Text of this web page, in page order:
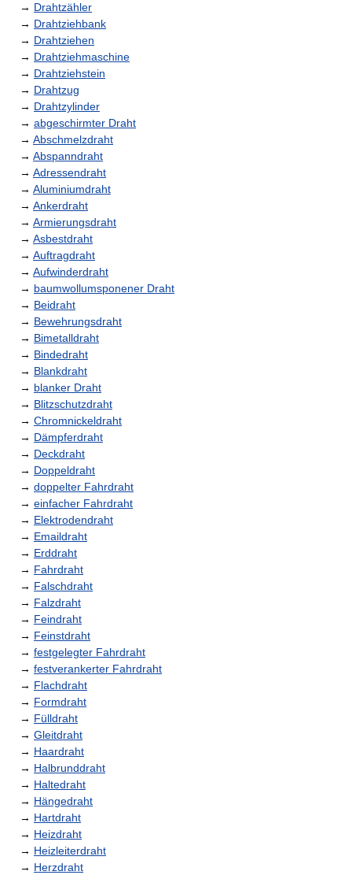
→ Drahtzähler
→ Drahtziehbank
→ Drahtziehen
→ Drahtziehmaschine
→ Drahtziehstein
→ Drahtzug
→ Drahtzylinder
→ abgeschirmter Draht
→ Abschmelzdraht
→ Abspanndraht
→ Adressendraht
→ Aluminiumdraht
→ Ankerdraht
→ Armierungsdraht
→ Asbestdraht
→ Auftragdraht
→ Aufwinderdraht
→ baumwollumsponener Draht
→ Beidraht
→ Bewehrungsdraht
→ Bimetalldraht
→ Bindedraht
→ Blankdraht
→ blanker Draht
→ Blitzschutzdraht
→ Chromnickeldraht
→ Dämpferdraht
→ Deckdraht
→ Doppeldraht
→ doppelter Fahrdraht
→ einfacher Fahrdraht
→ Elektrodendraht
→ Emaildraht
→ Erddraht
→ Fahrdraht
→ Falschdraht
→ Falzdraht
→ Feindraht
→ Feinstdraht
→ festgelegter Fahrdraht
→ festverankerter Fahrdraht
→ Flachdraht
→ Formdraht
→ Fülldraht
→ Gleitdraht
→ Haardraht
→ Halbrunddraht
→ Haltedraht
→ Hängedraht
→ Hartdraht
→ Heizdraht
→ Heizleiterdraht
→ Herzdraht